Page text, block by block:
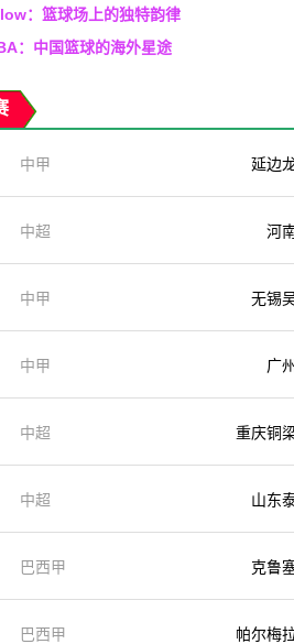
：篮球场上的独特韵律
：中国篮球的海外星途
中甲 延边
中超 河
中甲 无锡
中甲 广
中超 重庆铜
中超 山东
巴西甲 克鲁
巴西甲 帕尔梅